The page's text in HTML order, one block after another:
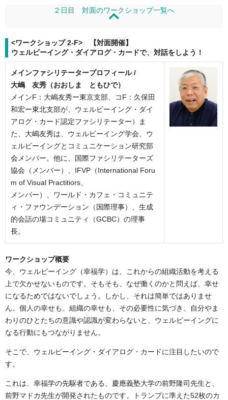
２日目 対面のワークショップ一覧へ
<ワークショップ 2-F> 【対面開催】
ウェルビーイング・ダイアログ・カードで、対話をしよう！
メインファシリテータープロフィール /
大嶋 友秀（おおしま ともひで）
メインF：大嶋友秀ー東京支部、コF：久保田
和宏ー東北支部が、ウェルビーイング・ダイ
アログ・カード認定ファシリテーター）ま
た、大嶋友秀は、ウェルビーイング学会、ウ
ェルビーイングとコミュニケーション研究部
会メンバー。他に、国際ファシリテーターズ
協会（メンバー）、IFVP（International Foru
m of Visual Practitiors、
メンバー）、ワールド・カフェ・コミュニテ
ィ・ファウンデーション（国際理事）、生成
的会話の場コミュニティ（GCBC）の理事
長。
ワークショップ概要
今、ウェルビーイング（幸福学）は、これからの組織活動を考える
上で欠かせないものです。そもそも、なぜ働くのかと問えば、幸せ
になるためではないでしょう。しかし、それは簡単ではありませ
ん。個人の幸せも、組織の幸せも、その必要性に気づき、自分やま
わりのひとたちの意識や認識が変わらないと、ウェルビーイングに
なる行動にもつながりません。
そこで、ウェルビーイング・ダイアログ・カードに注目したいので
す。
これは、幸福学の先駆者である、慶應義塾大学の前野隆司先生と、
前野マドカ先生が開発されたものです。トランプに準えた52枚のカ